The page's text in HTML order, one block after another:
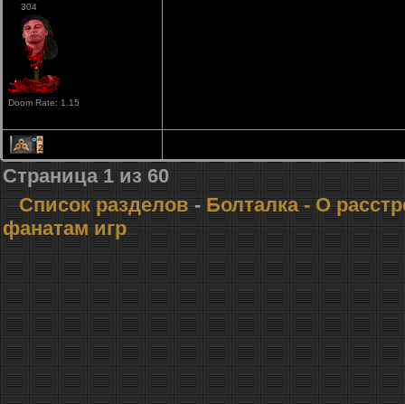
304
Doom Rate: 1.15
2
Страница1 из 60
Список разделов- Болталка- О
фанатам игр